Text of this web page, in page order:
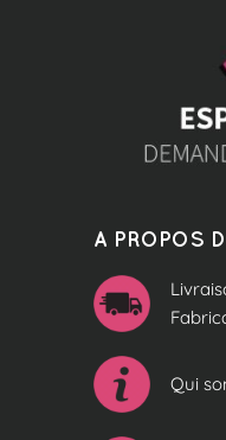
A PROPOS
Qui